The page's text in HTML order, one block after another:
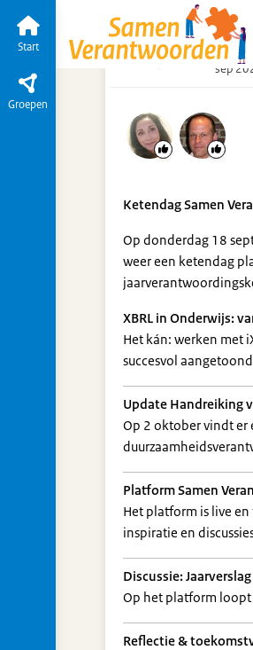
Start
Groepen
Ketendagen Start
sep
Ketendag Samen
Op donderdag 18
weer een ketendag
XBRL in Onderwijs:
Het kán: werken met
succesvol
Update Handreiking
Op 2 oktober vindt er
Platform Samen
Het platform is live
inspiratie en
Discussie:
Op het platform loopt
Reflectie &